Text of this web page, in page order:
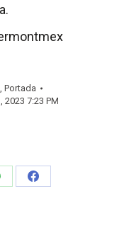
, Portada
2023 7:23 PM
Share